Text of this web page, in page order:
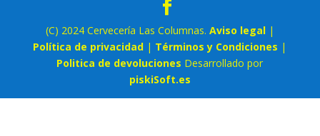
(C) 2024 Cervecería Las Columnas. Aviso legal|
Política de privacidad | Términos y Condiciones |
Politica de devoluciones Desarrollado por
piskiSoft.es